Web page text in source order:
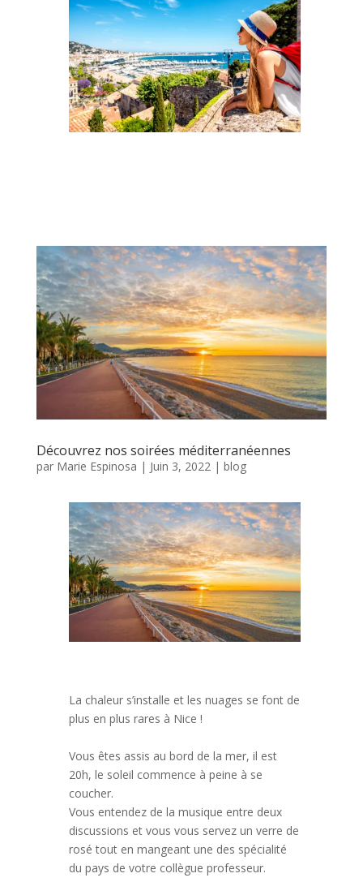
Découvrez nos soirées méditerranéennes
par Marie Espinosa | Juin 3, 2022| blog
La chaleur s’installe et les nuages se font de
plus en plus rares à Nice !
Vous êtes assis au bord de la mer, il est
20h, le soleil commence à peine à se
coucher.
Vous entendez de la musique entre deux
discussions et vous vous servez un verre de
rosé tout en mangeant une des spécialité
du pays de votre collègue professeur.